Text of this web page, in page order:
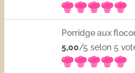
Porridge aux
5,00/5 selon 5